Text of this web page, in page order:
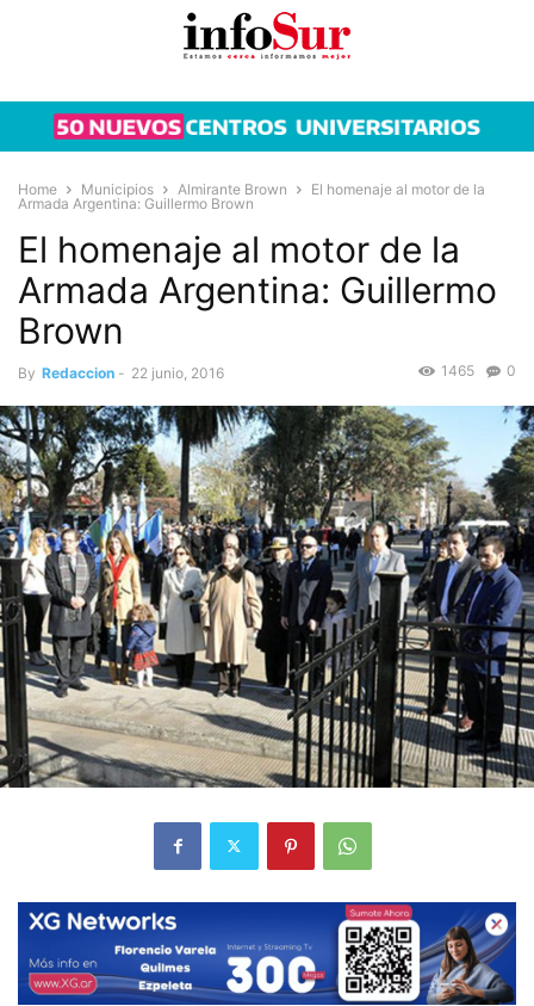
Home Municipios Almirante Brown
El homenaje al motor de la
Armada Argentina: Guillermo Brown
El homenaje al motor de la
Armada Argentina: Guillermo
Brown
By Redaccion - 22 junio, 2016 0
1465